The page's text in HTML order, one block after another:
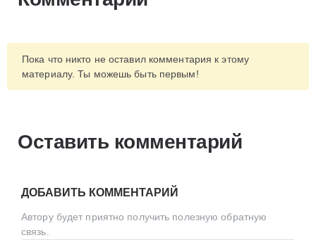
Пока что никто не оставил комментария к этому
материалу. Ты можешь быть первым!
Оставить комментарий
ДОБАВИТЬ КОММЕНТАРИЙ
Автору будет приятно получить полезную обратную
связь.